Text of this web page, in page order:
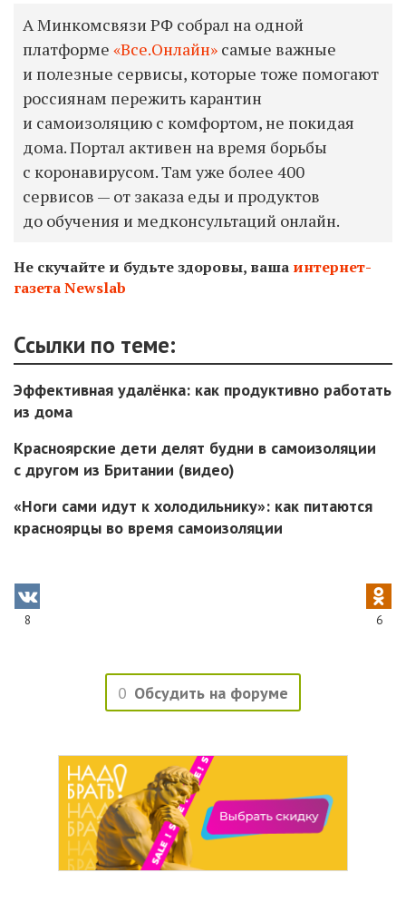
А Минкомсвязи РФ собрал на одной
платформе «Все.Онлайн» самые важные
и полезные сервисы, которые тоже помогают
россиянам пережить карантин
и самоизоляцию с комфортом, не покидая
дома. ​Портал активен на время борьбы
с коронавирусом. Там уже более 400
сервисов — от заказа еды и продуктов
до обучения и медконсультаций онлайн.
Не скучайте и будьте здоровы, ваша интернет-
газета Newslab
Ссылки по теме:
Эффективная удалёнка: как продуктивно работать
из дома
Красноярские дети делят будни в самоизоляции
с другом из Британии (видео)
«Ноги сами идут к холодильнику»: как питаются
красноярцы во время самоизоляции
8 6
0 Обсудить на форуме